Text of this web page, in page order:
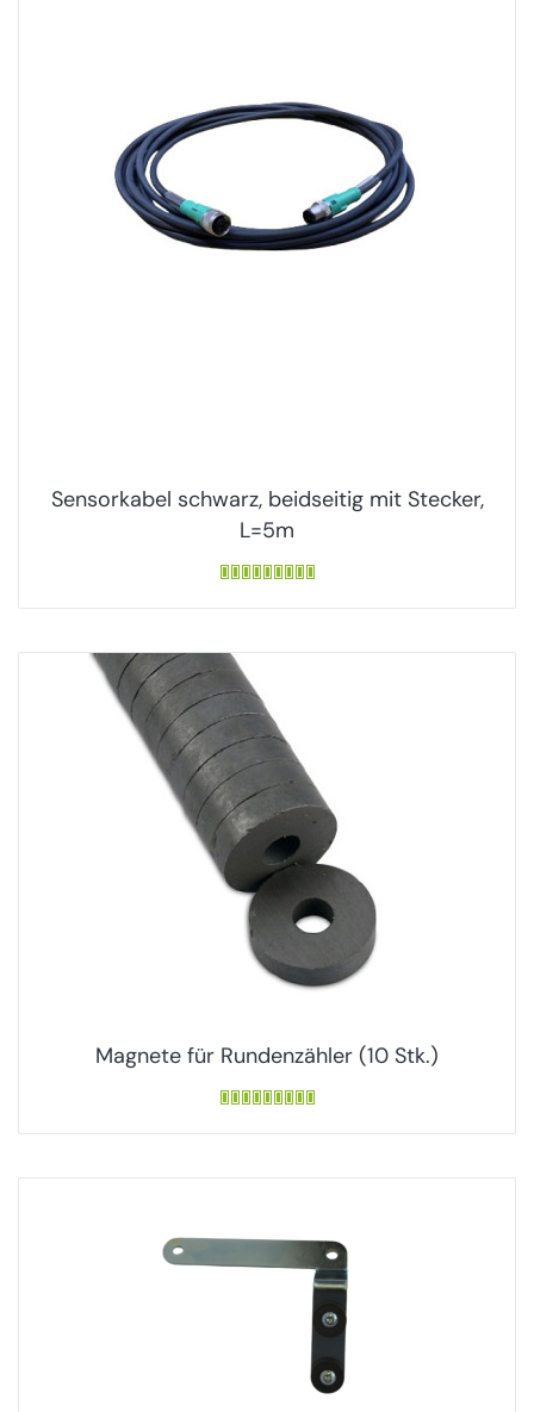
Sensorkabel schwarz, beidseitig mit Stecker,
L=5m
Magnete für Rundenzähler (10 Stk.)